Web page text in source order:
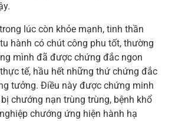
lúc còn khỏe mạnh, tinh thần
hành có chút công phu tốt, thường
mình đã được chứng đắc ngon
tế, hầu hết những thứ chứng đắc
tưởng. Điều này được chứng minh
chướng nạn trùng trùng, bệnh khổ
chướng ứng hiện hành hạ